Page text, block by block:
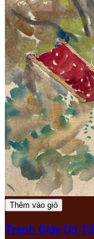
Thêm vào giỏ
Tranh Giấy Dó 13